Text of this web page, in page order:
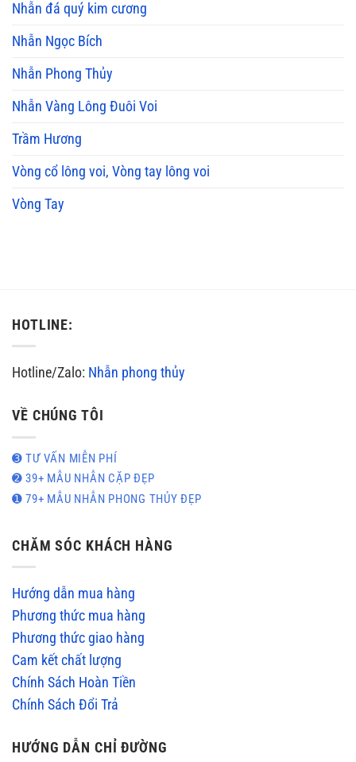
Nhẫn đá quý kim cương
Nhẫn Ngọc Bích
Nhẫn Phong Thủy
Nhẫn Vàng Lông Đuôi Voi
Trầm Hương
Vòng cổ lông voi, Vòng tay lông voi
Vòng Tay
HOTLINE:
Hotline/Zalo: Nhẫn phong thủy
VỀ CHÚNG TÔI
➌ TƯ VẤN MIỄN PHÍ
➋ 39+ MẪU NHẪN CẶP ĐẸP
➊ 79+ MẪU NHẪN PHONG THỦY ĐẸP
CHĂM SÓC KHÁCH HÀNG
Hướng dẫn mua hàng
Phương thức mua hàng
Phương thức giao hàng
Cam kết chất lượng
Chính Sách Hoàn Tiền
Chính Sách Đổi Trả
HƯỚNG DẪN CHỈ ĐƯỜNG